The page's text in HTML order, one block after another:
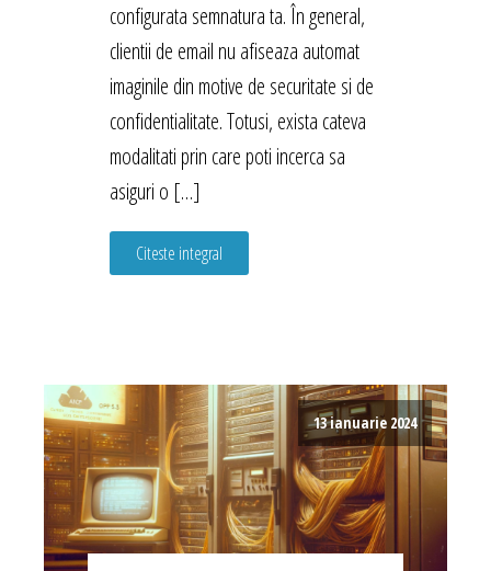
configurata semnatura ta. În general,
clientii de email nu afiseaza automat
imaginile din motive de securitate si de
confidentialitate. Totusi, exista cateva
modalitati prin care poti incerca sa
asiguri o […]
Citeste integral
13 ianuarie 2024